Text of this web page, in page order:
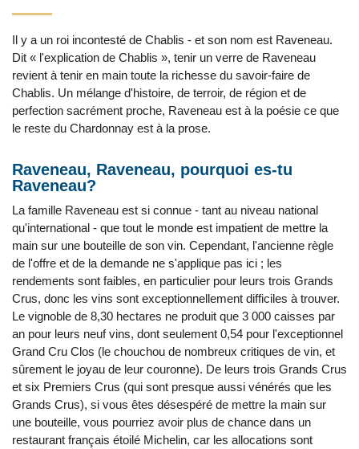
Il y a un roi incontesté de Chablis - et son nom est Raveneau.
Dit « l'explication de Chablis », tenir un verre de Raveneau
revient à tenir en main toute la richesse du savoir-faire de
Chablis. Un mélange d'histoire, de terroir, de région et de
perfection sacrément proche, Raveneau est à la poésie ce que
le reste du Chardonnay est à la prose.
Raveneau, Raveneau, pourquoi es-tu
Raveneau?
La famille Raveneau est si connue - tant au niveau national
qu'international - que tout le monde est impatient de mettre la
main sur une bouteille de son vin. Cependant, l'ancienne règle
de l'offre et de la demande ne s'applique pas ici ; les
rendements sont faibles, en particulier pour leurs trois Grands
Crus, donc les vins sont exceptionnellement difficiles à trouver.
Le vignoble de 8,30 hectares ne produit que 3 000 caisses par
an pour leurs neuf vins, dont seulement 0,54 pour l'exceptionnel
Grand Cru Clos (le chouchou de nombreux critiques de vin, et
sûrement le joyau de leur couronne). De leurs trois Grands Crus
et six Premiers Crus (qui sont presque aussi vénérés que les
Grands Crus), si vous êtes désespéré de mettre la main sur
une bouteille, vous pourriez avoir plus de chance dans un
restaurant français étoilé Michelin, car les allocations sont